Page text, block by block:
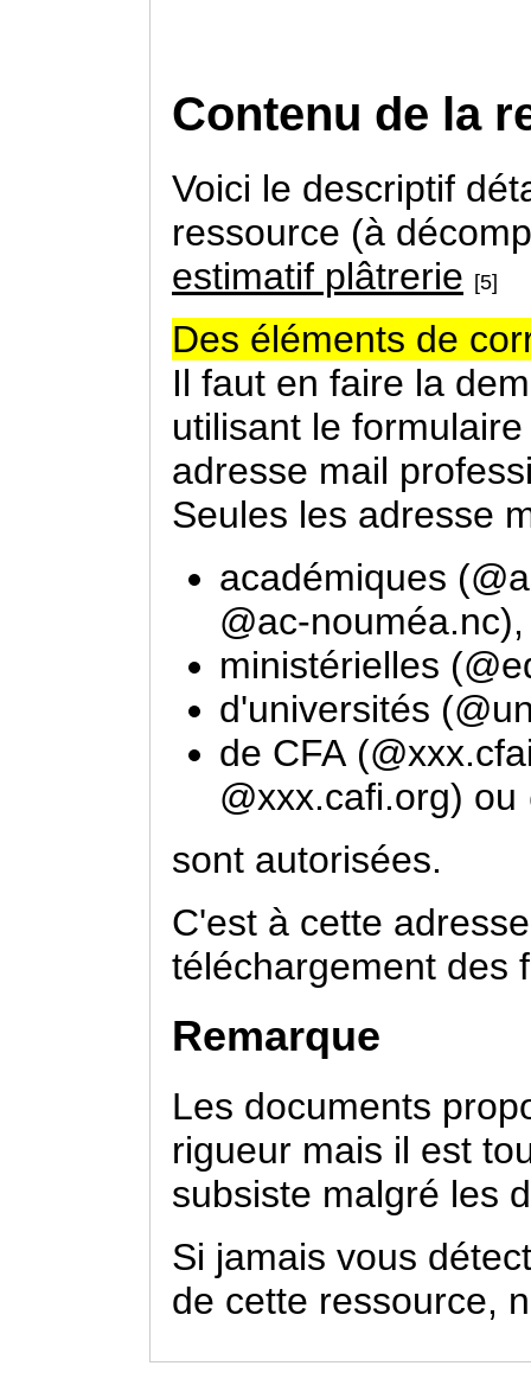
Contenu de la
Voici le descriptif
ressource (à
estimatif plâtrerie [5]
Des éléments de
Il faut en faire la
utilisant le
adresse mail
Seules les adresse
académiques
@ac-nouméa.nc),
ministérielles
d'universités
de CFA
@xxx.cafi.org) ou
sont autorisées.
C'est à cette
téléchargement des
Remarque
Les documents
rigueur mais il est
subsiste malgré les
Si jamais vous
de cette ressource,